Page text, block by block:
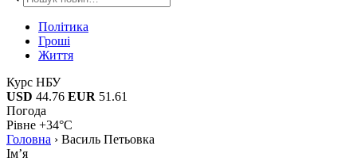
Політика
Гроші
Життя
Курс НБУ
USD 44.76 EUR 51.61
Погода
Рівне +34°C
Головна › Василь Петьовка
Імʼя